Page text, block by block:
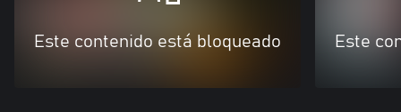
Este contenido está bloqueado Este